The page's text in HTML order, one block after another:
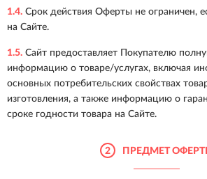
1.4. Срок действия Оферты не ограничен,
на Сайте.
1.5. Сайт предоставляет Покупателю
информацию о товаре/услугах, включая
основных потребительских свойствах
изготовления, а также информацию о
сроке годности товара на Сайте.
2 ПРЕДМЕТ